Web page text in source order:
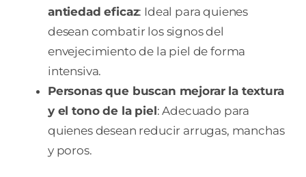
antiedad eficaz: Ideal para quienes
desean combatir los signos del
envejecimiento de la piel de forma
intensiva.
Personas que buscan mejorar la textura
y el tono de la piel: Adecuado para
quienes desean reducir arrugas, manchas
y poros.